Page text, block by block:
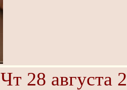
Чт 28 августа